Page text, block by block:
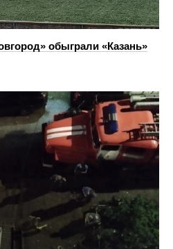
обыграли «Казань»